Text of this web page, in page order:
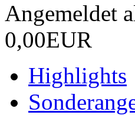
Angemeldet
0,00EUR
Highlights